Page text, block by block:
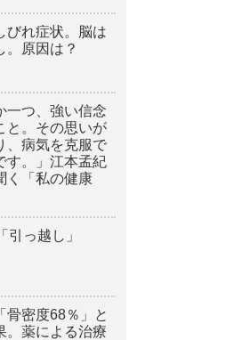
びれ症状。脳は
。原因は？
一つ、強い信念
と。その思いが
、病気を克服で
す。」江本孟紀
く「私の健康
引っ越し」
骨密度68％」と
。薬による治療